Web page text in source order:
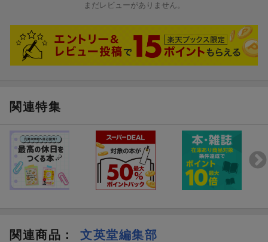
解説しました。
スマホでサクッと！「らくらくマルつけシステム」
スマホやタブレットでQRコードを読み取るだけで、解答入りの紙
す。
まだレビューがありません。
関連特集
関連商品 ： 文英堂編集部